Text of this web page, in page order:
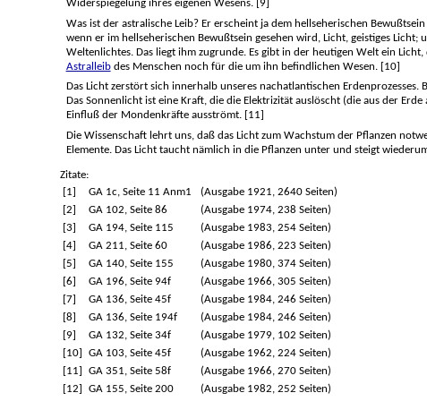
Widerspiegelung ihres eigenen Wesens. [9]
Was ist der astralische Leib? Er erscheint ja dem hellseherischen
wenn er im hellseherischen Bewußtsein gesehen wird, Licht, geistiges
Weltenlichtes. Das liegt ihm zugrunde. Es gibt in der heutigen Welt ein
Astralleibdes Menschen noch für die um ihn befindlichen Wesen. [10]
Das Licht zerstört sich innerhalb unseres nachatlantischen
Das Sonnenlicht ist eine Kraft, die die Elektrizität auslöscht (die aus der
Einfluß der Mondenkräfte ausströmt. [11]
Die Wissenschaft lehrt uns, daß das Licht zum Wachstum der Pflanzen
Elemente. Das Licht taucht nämlich in die Pflanzen unter und steigt
Zitate:
[1]
GA 1c, Seite 11 Anm1
(Ausgabe 1921, 2640 Seiten)
[2]
GA 102, Seite 86
(Ausgabe 1974, 238 Seiten)
[3]
GA 194, Seite 115
(Ausgabe 1983, 254 Seiten)
[4]
GA 211, Seite 60
(Ausgabe 1986, 223 Seiten)
[5]
GA 140, Seite 155
(Ausgabe 1980, 374 Seiten)
[6]
GA 196, Seite 94f
(Ausgabe 1966, 305 Seiten)
[7]
GA 136, Seite 45f
(Ausgabe 1984, 246 Seiten)
[8]
GA 136, Seite 194f
(Ausgabe 1984, 246 Seiten)
[9]
GA 132, Seite 34f
(Ausgabe 1979, 102 Seiten)
[10]
GA 103, Seite 45f
(Ausgabe 1962, 224 Seiten)
[11]
GA 351, Seite 58f
(Ausgabe 1966, 270 Seiten)
[12]
GA 155, Seite 200 (Ausgabe 1982, 252 Seiten)